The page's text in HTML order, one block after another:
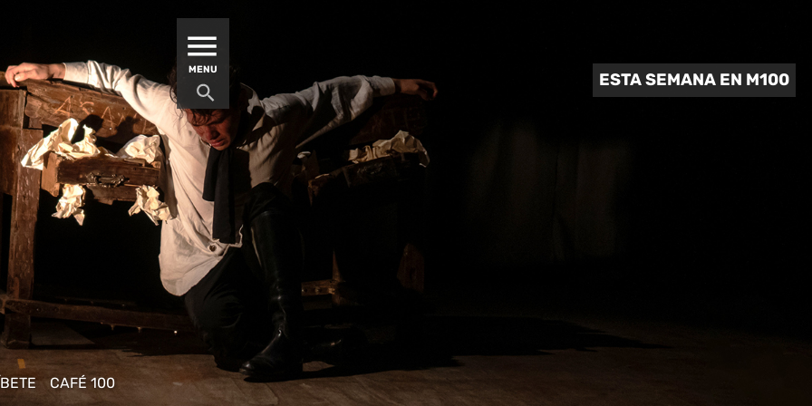
MENU
CAFÉ 100
ESTA SEMANA EN M100